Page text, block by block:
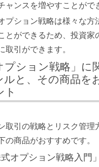
ャンスを増やすことがで
プション戦略は様々な方
とができるため、投資家
取引ができます。
プション戦略」に
ルと、その商品を
ト
取引の戦略とリスク管理
の商品がおすすめです。
オプション戦略入門」